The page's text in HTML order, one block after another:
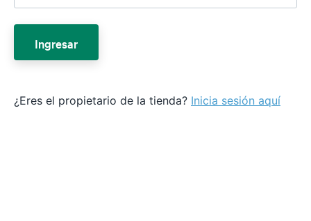
Ingresar
¿Eres el propietario de la tienda? Inicia sesión aquí